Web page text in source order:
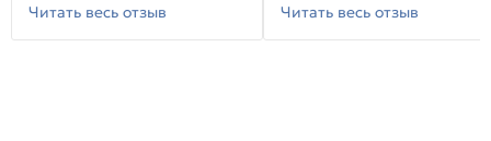
Читать весь отзыв
Читать весь отзыв